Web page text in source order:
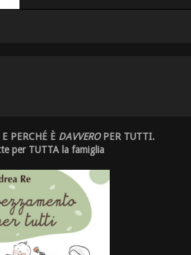
PERCHÉ È DAVVEROPER TUTTI.
per TUTTA la famiglia